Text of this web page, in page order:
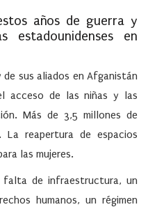
años de guerra y
estadounidenses en
de sus aliados en Afganistán
acceso de las niñas y las
Más de 3,5 millones de
La reapertura de espacios
las mujeres.
de infraestructura, un
humanos, un régimen